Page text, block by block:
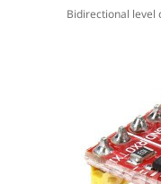
Bidirectional level